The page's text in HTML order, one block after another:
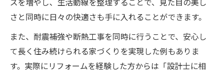
さと同時に日々の快適さも手に入れることができます。
また、耐震補強や断熱工事を同時に行うことで、安心し
て長く住み続けられる家づくりを実現した例もありま
す。実際にリフォームを経験した方からは「設計士に相